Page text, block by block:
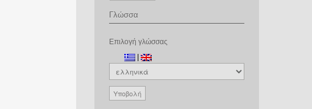
Γλώσσα
Επιλογή γλώσσας
|